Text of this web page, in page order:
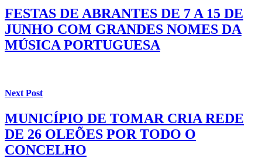
FESTAS DE ABRANTES DE 7 A 15 DE
JUNHO COM GRANDES NOMES DA
MÚSICA PORTUGUESA
Next Post
MUNICÍPIO DE TOMAR CRIA REDE
DE 26 OLEÕES POR TODO O
CONCELHO